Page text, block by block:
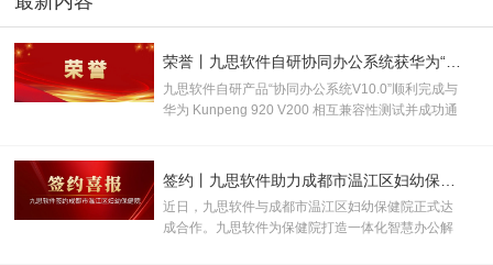
荣誉丨九思软件自研协同办公系统获华为“鲲鹏技术认证书”！
九思软件自研产品“协同办公系统V10.0”顺利完成与
华为 Kunpeng 920 V200 相互兼容性测试并成功通
用权”。
近日，九思软件与成都市温江区妇幼保健院正式达
成合作。九思软件为保健院打造一体化智慧办公解